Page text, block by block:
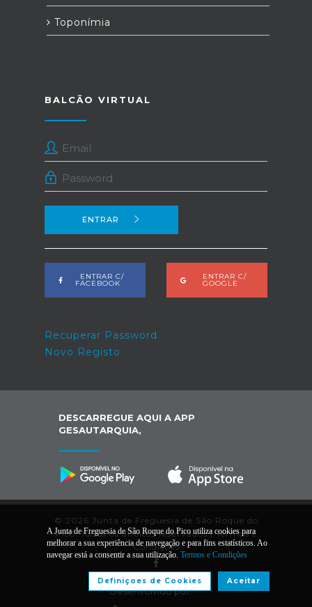
Toponímia
BALCÃO VIRTUAL
ENTRAR
ENTRAR C/
FACEBOOK
ENTRAR C/
GOOGLE
Recuperar Password
Novo Registo
DESCARREGUE AQUI A APP
GESAUTARQUIA,
© 2026 Junta de Freguesia de São Roque do
Pico. Todos os direitos reservados |Termos e
Condições
Desenvolvido por:
A Junta de Freguesia de São Roque do Pico utiliza cookies para
melhorar a sua experiência de navegação e para fins estatísticos. Ao
navegar está a consentir a sua utilização. Termos e Condições
Aceitar
Definiçoes de Cookies